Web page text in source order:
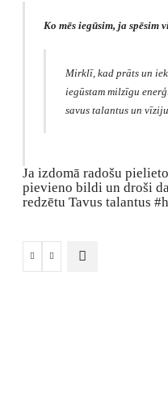
Ko mēs iegūsim, ja spēsim
Mirklī, kad prāts un
iegūstam milzīgu
savus talantus un vīziju.
Ja izdomā radošu
pievieno bildi un droši
redzētu Tavus talantus
Interjera,